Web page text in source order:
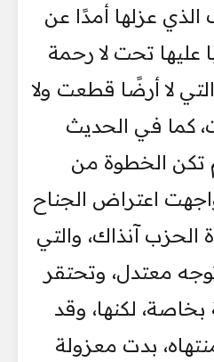
عزلها أمدًا عن
عليها تحت لا رحمة
لا أرضًا قطعت ولا
كما في الحديث
تكن الخطوة من
اعتراض الجناح
آنذاك، والتي
معتدل، وتحتقر
لكنها، وقد
بدت معزولة